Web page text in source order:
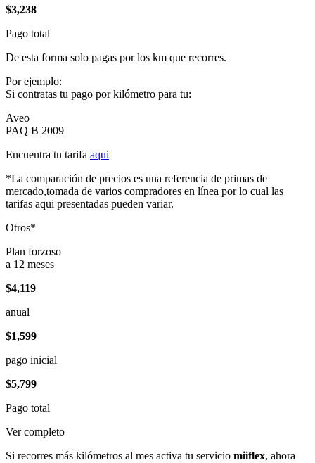
$3,238
Pago total
De esta forma solo pagas por los km que recorres.
Por ejemplo:
Si contratas tu pago por kilómetro para tu:
Aveo
PAQ B 2009
Encuentra tu tarifa aqui
*La comparación de precios es una referencia de primas de
mercado,tomada de varios compradores en línea por lo cual las
tarifas aqui presentadas pueden variar.
Otros*
Plan forzoso
a 12 meses
$4,119
anual
$1,599
pago inicial
$5,799
Pago total
Ver completo
Si recorres más kilómetros al mes activa tu servicio miiflex, ahora